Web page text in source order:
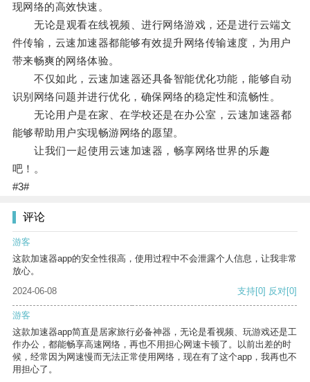
现网络的高效快速。
无论是观看在线视频、进行网络游戏，还是进行云端文
件传输，云速加速器都能够有效提升网络传输速度，为用户
带来畅爽的网络体验。
不仅如此，云速加速器还具备智能优化功能，能够自动
识别网络问题并进行优化，确保网络的稳定性和流畅性。
无论用户是在家、在学校还是在办公室，云速加速器都
能够帮助用户实现畅游网络的愿望。
让我们一起使用云速加速器，畅享网络世界的乐趣
吧！。
#3#
评论
游客
这款加速器app的安全性很高，使用过程中不会泄露个人信息，让我非常
放心。
2024-06-08
支持[0] 反对[0]
游客
这款加速器app简直是居家旅行必备神器，无论是看视频、玩游戏还是工
作办公，都能畅享高速网络，再也不用担心网速卡顿了。以前出差的时
候，经常因为网速慢而无法正常使用网络，现在有了这个app，我再也不
用担心了。